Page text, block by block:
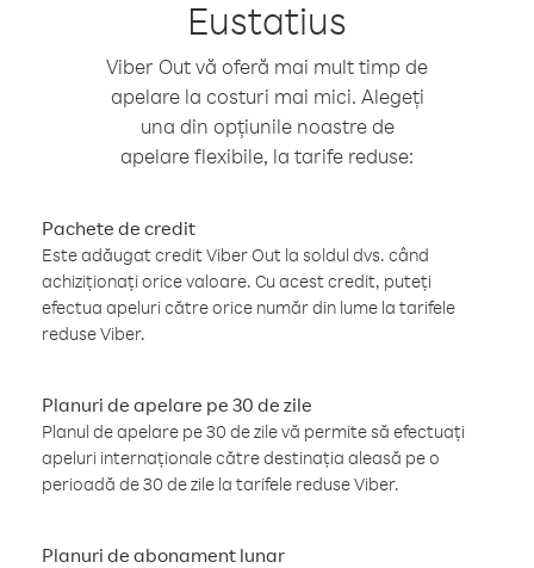
Eustatius
Viber Out vă oferă mai mult timp de
apelare la costuri mai mici. Alegeți
una din opțiunile noastre de
apelare flexibile, la tarife reduse:
Pachete de credit
Este adăugat credit Viber Out la soldul dvs. când
achiziționați orice valoare. Cu acest credit, puteți
efectua apeluri către orice număr din lume la tarifele
reduse Viber.
Planuri de apelare pe 30 de zile
Planul de apelare pe 30 de zile vă permite să efectuați
apeluri internaționale către destinația aleasă pe o
perioadă de 30 de zile la tarifele reduse Viber.
Planuri de abonament lunar